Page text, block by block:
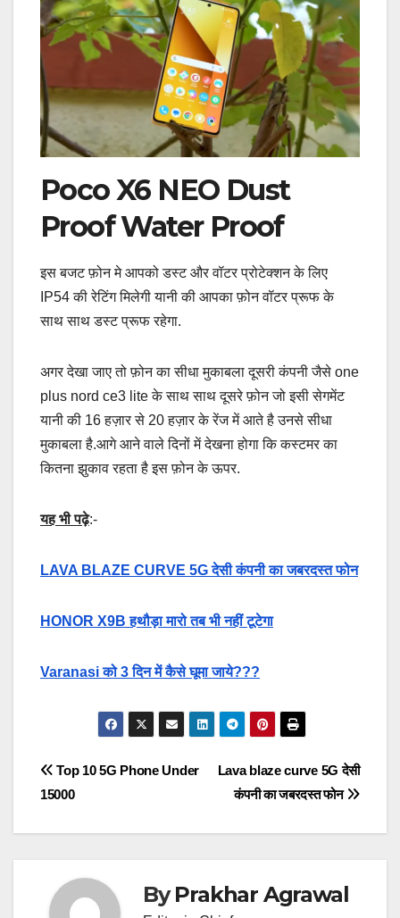
Poco X6 NEO Dust
Proof Water Proof
इस बजट फ़ोन मे आपको डस्ट और वॉटर प्रोटेक्शन के लिए
IP54 की रेटिंग मिलेगी यानी की आपका फ़ोन वॉटर प्रूफ के
साथ साथ डस्ट प्रूफ रहेगा.
अगर देखा जाए तो फ़ोन का सीधा मुकाबला दूसरी कंपनी जैसे one
plus nord ce3 lite के साथ साथ दूसरे फ़ोन जो इसी सेगमेंट
यानी की 16 हज़ार से 20 हज़ार के रेंज में आते है उनसे सीधा
मुकाबला है.आगे आने वाले दिनों में देखना होगा कि कस्टमर का
कितना झुकाव रहता है इस फ़ोन के ऊपर.
यह भी पढ़े:-
LAVA BLAZE CURVE 5G देसी कंपनी का जबरदस्त फोन
HONOR X9B हथौड़ा मारो तब भी नहीं टूटेगा
Varanasi को 3 दिन में कैसे घूमा जाये???
Post
Lava blaze curve 5G देसी
कंपनी का जबरदस्त फोन
Top 10 5G Phone Under
15000
ByPrakhar Agrawal